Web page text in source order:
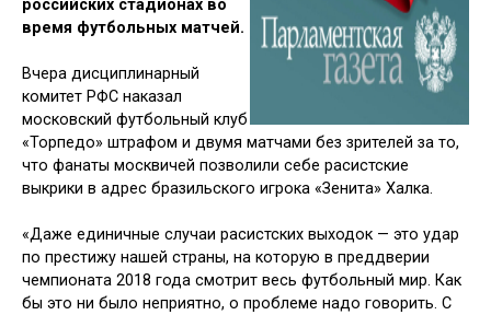
российских стадионах во
время футбольных матчей.
Вчера дисциплинарный
комитет РФС наказал
московский футбольный клуб
«Торпедо» штрафом и двумя матчами без зрителей за то,
что фанаты москвичей позволили себе расистские
выкрики в адрес бразильского игрока «Зенита» Халка.
«Даже единичные случаи расистских выходок — это удар
по престижу нашей страны, на которую в преддверии
чемпионата 2018 года смотрит весь футбольный мир. Как
бы это ни было неприятно, о проблеме надо говорить. С